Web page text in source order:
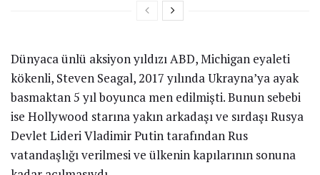
Dünyaca ünlü aksiyon yıldızı ABD, Michigan eyaleti
kökenli, Steven Seagal, 2017 yılında Ukrayna’ya ayak
basmaktan 5 yıl boyunca men edilmişti. Bunun sebebi
ise Hollywood starına yakın arkadaşı ve sırdaşı Rusya
Devlet Lideri Vladimir Putin tarafından Rus
vatandaşlığı verilmesi ve ülkenin kapılarının sonuna